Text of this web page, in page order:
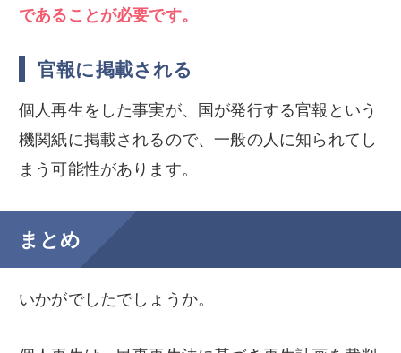
であることが必要です。
官報に掲載される
個人再生をした事実が、国が発行する官報という
機関紙に掲載されるので、一般の人に知られてし
まう可能性があります。
まとめ
いかがでしたでしょうか。